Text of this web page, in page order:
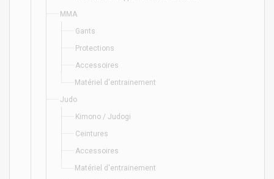
MMA
Gants
Protections
Accessoires
Matériel d'entrainement
Judo
Kimono / Judogi
Ceintures
Accessoires
Matériel d'entrainement